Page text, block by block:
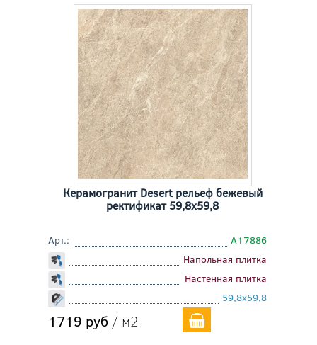
Керамогранит Desert рельеф бежевый
ректификат 59,8x59,8
Арт.:
A17886
Напольная плитка
Настенная плитка
59,8x59,8
1719 руб / м2